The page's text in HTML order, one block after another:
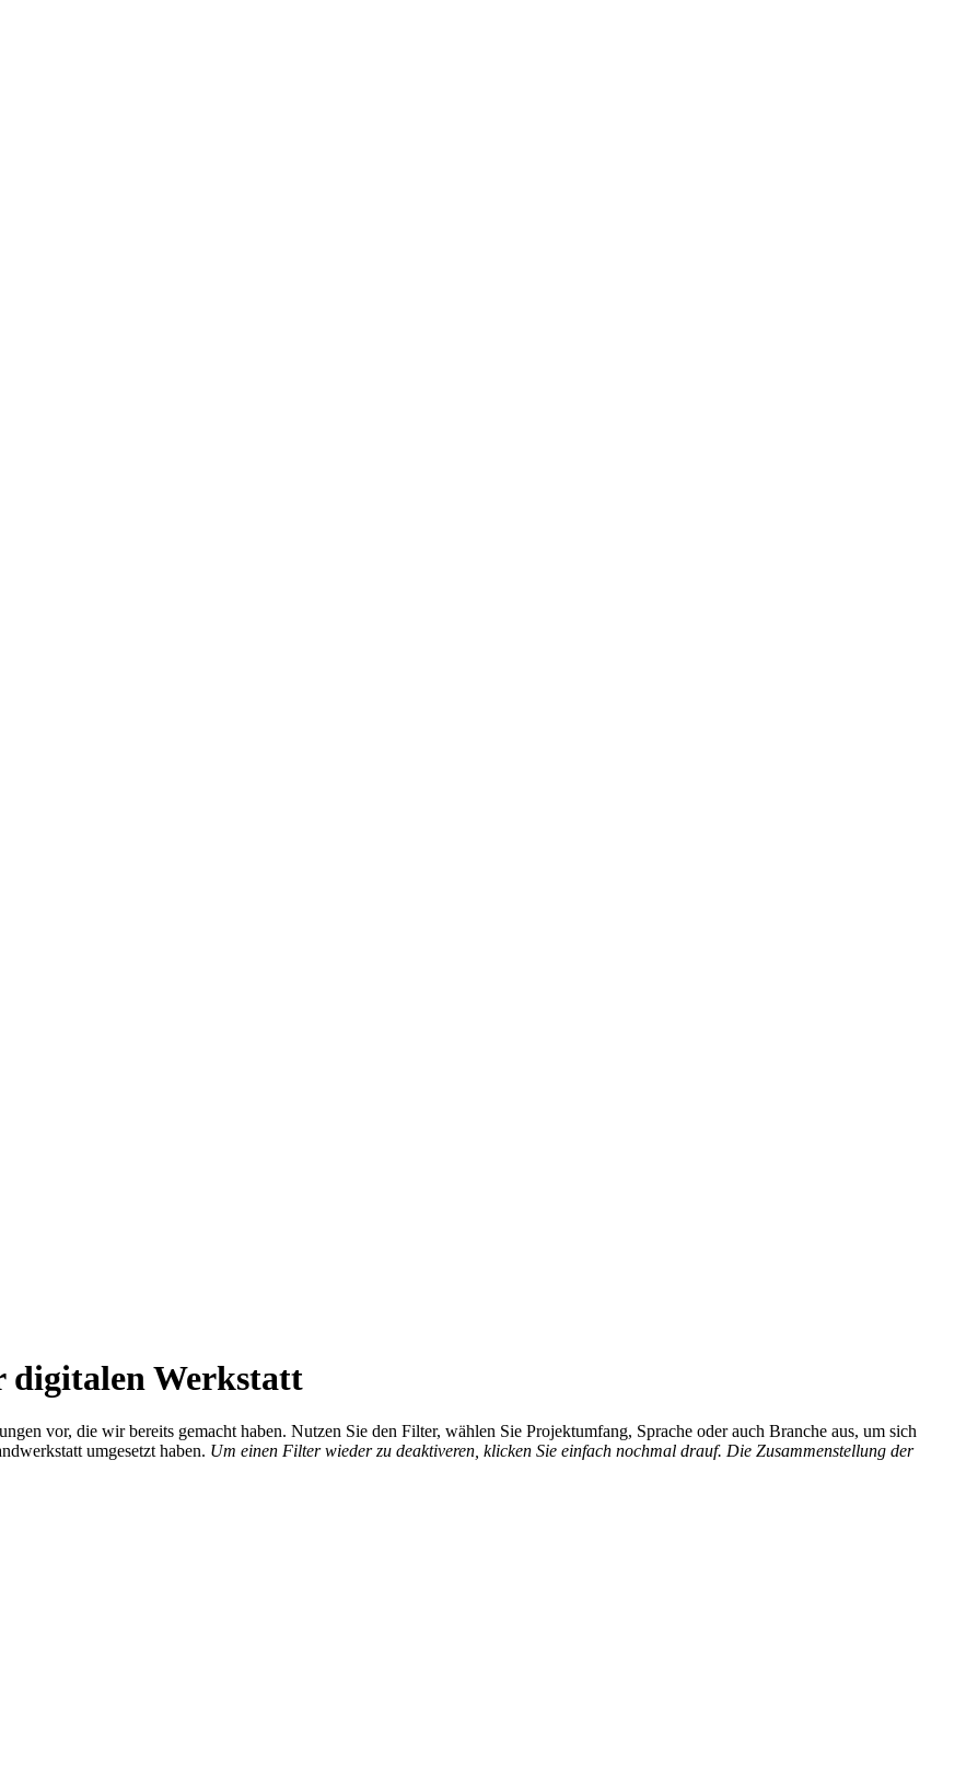
digitalen Werkstatt
vor, die wir bereits gemacht haben. Nutzen Sie den Filter, wählen Sie Projektumfang, Sprache oder auch Branche aus, um sich
umgesetzt haben. Um einen Filter wieder zu deaktiveren, klicken Sie einfach nochmal drauf. Die Zusammenstellung der